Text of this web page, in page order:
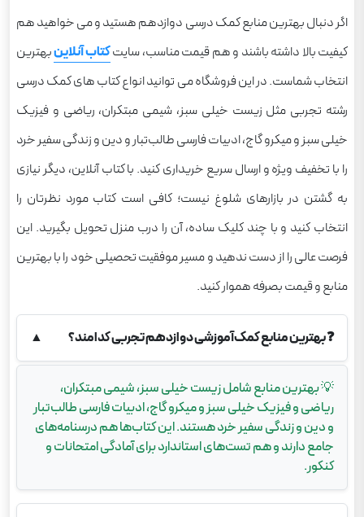
اگر دنبال بهترین منابع کمک درسی دوازدهم هستید و می خواهید هم
کیفیت بالا داشته باشند و هم قیمت مناسب، سایتکتاب آنلاینبهترین
انتخاب شماست. در این فروشگاه می توانید انواع کتاب های کمک درسی
رشته تجربی مثل زیست خیلی سبز، شیمی مبتکران، ریاضی و فیزیک
خیلی سبز و میکرو گاج، ادبیات فارسی طالب‌تبار و دین و زندگی سفیر خرد
را با تخفیف ویژه و ارسال سریع خریداری کنید. با کتاب آنلاین، دیگر نیازی
به گشتن در بازارهای شلوغ نیست؛ کافی است کتاب مورد نظرتان را
انتخاب کنید و با چند کلیک ساده، آن را درب منزل تحویل بگیرید. این
فرصت عالی را از دست ندهید و مسیر موفقیت تحصیلی خود را با بهترین
منابع و قیمت بصرفه هموار کنید.
❓بهترین منابع کمک‌آموزشی دوازدهم تجربی کدامند؟ ▲
💡بهترین منابع شامل زیست خیلی سبز، شیمی مبتکران،
ریاضی و فیزیک خیلی سبز و میکرو گاج، ادبیات فارسی طالب‌تبار
و دین و زندگی سفیر خرد هستند. این کتاب‌ها هم درسنامه‌های
جامع دارند و هم تست‌های استاندارد برای آمادگی امتحانات و
کنکور.